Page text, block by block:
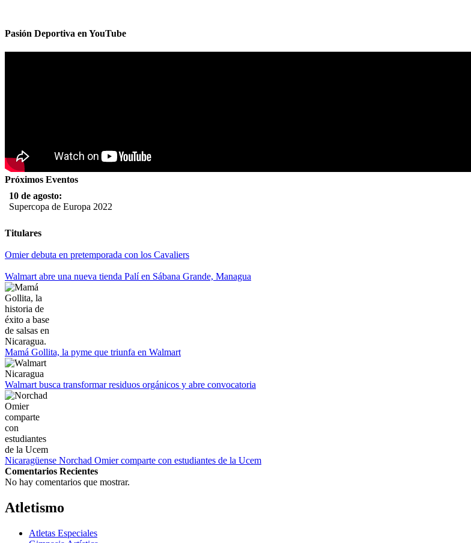
Pasión Deportiva en YouTube
Próximos Eventos
10 de agosto:
Supercopa de Europa 2022
11 al 21 de agosto:
Empieza La Liga 2022-2023
Titulares
Omier debuta en pretemporada con los Cavaliers
Walmart abre una nueva tienda Palí en Sábana Grande, Managua
Mamá Gollita, la pyme que triunfa en Walmart
Walmart busca transformar residuos orgánicos y abre convocatoria
Nicaragüense Norchad Omier comparte con estudiantes de la Ucem
Comentarios Recientes
No hay comentarios que mostrar.
Atletismo
Atletas Especiales